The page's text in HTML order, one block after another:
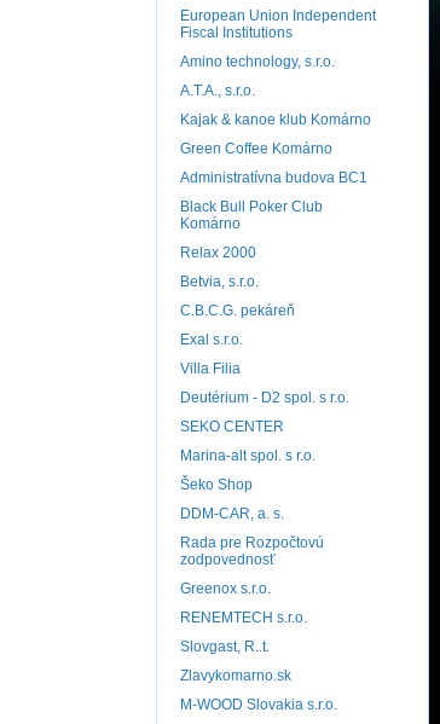
European Union Independent
Fiscal Institutions
Amino technology, s.r.o.
A.T.A., s.r.o.
Kajak & kanoe klub Komárno
Green Coffee Komárno
Administratívna budova BC1
Black Bull Poker Club
Komárno
Relax 2000
Betvia, s.r.o.
C.B.C.G. pekáreň
Exal s.r.o.
Villa Filia
Deutérium - D2 spol. s r.o.
SEKO CENTER
Marina-alt spol. s r.o.
Šeko Shop
DDM-CAR, a. s.
Rada pre Rozpočtovú
zodpovednosť
Greenox s.r.o.
RENEMTECH s.r.o.
Slovgast, R..t.
Zlavykomarno.sk
M-WOOD Slovakia s.r.o.